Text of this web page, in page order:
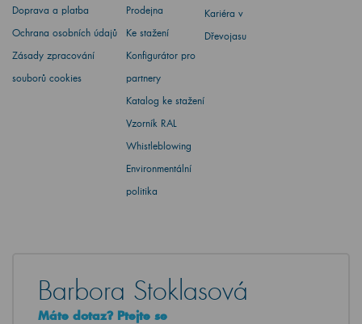
Doprava a platba
Ochrana osobních údajů
Zásady zpracování
souborů cookies
Prodejna
Ke stažení
Konfigurátor pro
partnery
Katalog ke stažení
Vzorník RAL
Whistleblowing
Environmentální
politika
Kariéra v
Dřevojasu
Barbora Stoklasová
Máte dotaz? Ptejte se